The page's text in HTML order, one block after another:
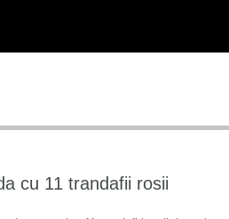
cu 11 trandafii rosii